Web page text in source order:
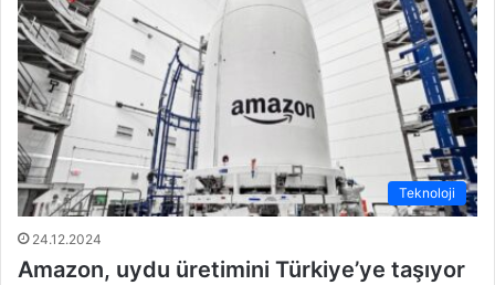
Teknoloji
24.12.2024
Amazon, uydu üretimini Türkiye’ye taşıyor